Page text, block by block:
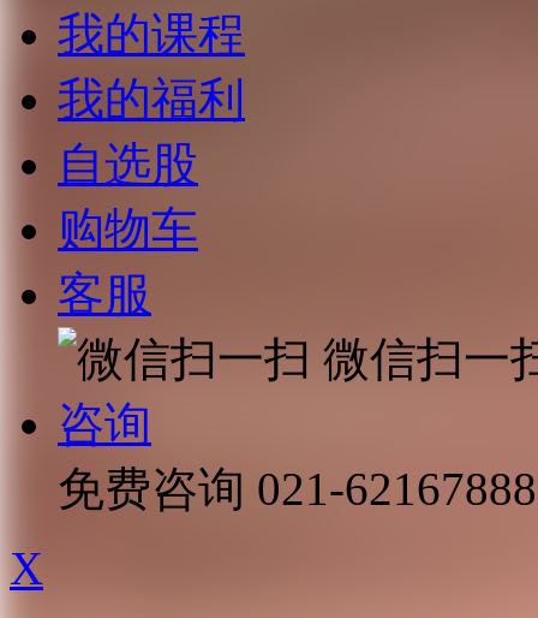
我的课程
我的福利
自选股
购物车
客服
微信扫一
咨询
免费咨询 021-62167888
X